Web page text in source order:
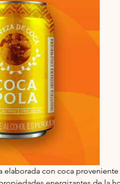
elaborada con coca